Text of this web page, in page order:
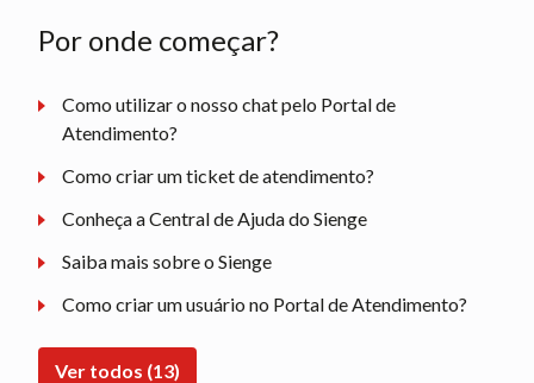
Por onde começar?
Como utilizar o nosso chat pelo Portal de
Atendimento?
Como criar um ticket de atendimento?
Conheça a Central de Ajuda do Sienge
Saiba mais sobre o Sienge
Como criar um usuário no Portal de Atendimento?
Ver todos (13)